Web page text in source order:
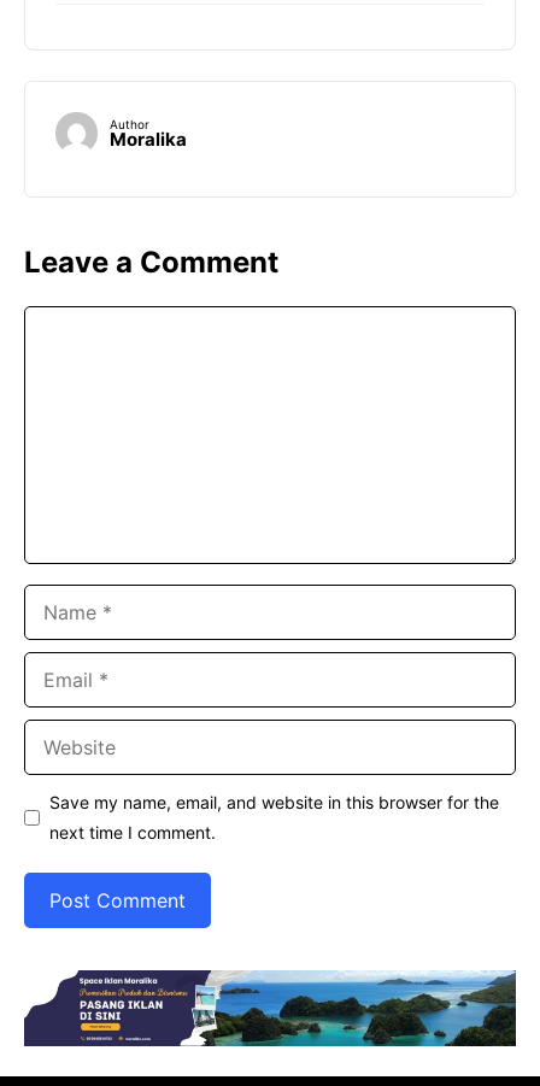
Author
Moralika
Leave a Comment
Save my name, email, and website in this browser for the
next time I comment.